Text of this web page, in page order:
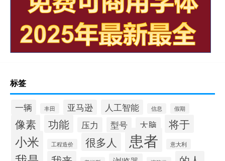
标签
一辆 丰田 亚马逊 人工智能 信息 假期
像素 功能 压力 型号 大脑 将于
小米 工程造价 很多人 患者 意大利